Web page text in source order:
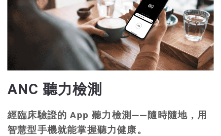
ANC 聽力檢測
經臨床驗證的 App 聽力檢測——隨時隨地，用
智慧型手機就能掌握聽力健康。